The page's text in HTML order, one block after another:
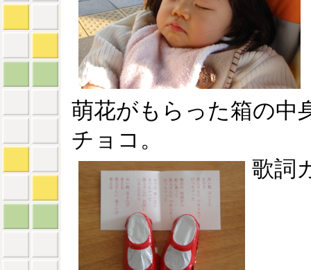
萌花がもらった箱の中
チョコ。
歌詞